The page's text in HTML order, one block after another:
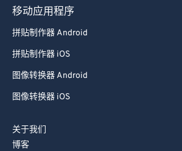
移动应用程序
拼贴制作器 Android
拼贴制作器 iOS
图像转换器 Android
图像转换器 iOS
关于我们
博客